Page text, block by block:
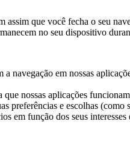
assim que você fecha o seu
no seu dispositivo
navegação em nossas
nossas aplicações
preferências e escolhas (como
em função dos seus